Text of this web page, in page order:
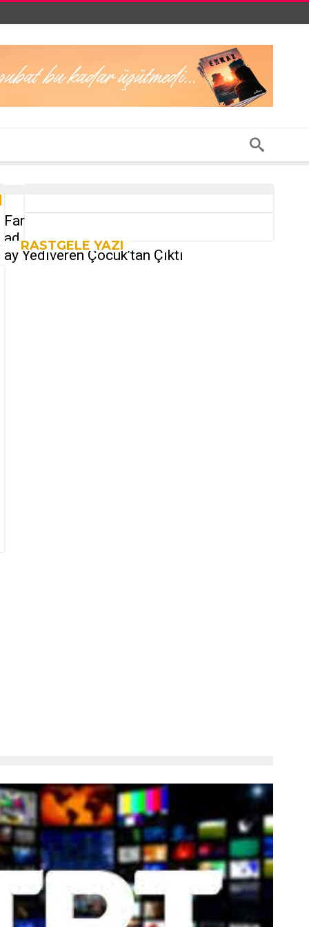
RASTGELE YAZI
Far
ad
ay Yediveren Çocuk’tan Çıktı